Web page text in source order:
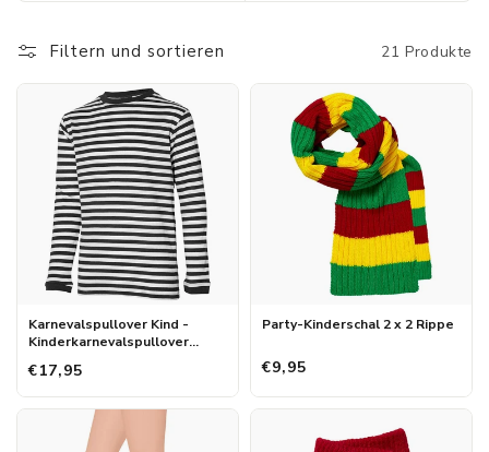
carnavalskleding voor kinderen kopen. Bestel bijvoorbeeld
kleuren van de Limburgse carnavals vlag of een grappige
carnaval muts voor een baby. En bij Morethansocks zijn al onze
carnavalsartikelen standaard laag van prijs, dus wil je voordelig
carnavalskleding voor kinderen kopen dan kun je
terecht bij Morethansocks.
Filtern und sortieren 21 Produkte
Karnevalspullover Kind -
Kinderkarnevalspullover
€17,95
Party-Kinderschal 2 x 2 Rippe
€9,95